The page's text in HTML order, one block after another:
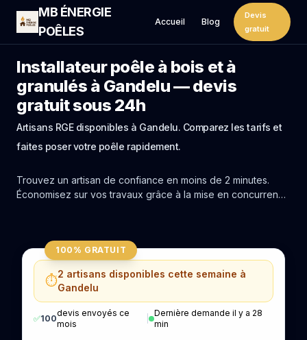
MB ÉNERGIE
POÊLES
Accueil Blog
Devis
gratuit
Installateur poêle à bois et à
granulés à Gandelu — devis
gratuit sous 24h
Artisans RGE disponibles à Gandelu. Comparez les tarifs et
faites poser votre poêle rapidement.
Trouvez un artisan de confiance en moins de 2 minutes.
Économisez sur vos travaux grâce à la mise en concurrence
100% GRATUIT
⏱️2 artisans disponibles cette semaine à
Gandelu
✅100
devis envoyés ce
mois
|
Dernière demande il y a 28
min